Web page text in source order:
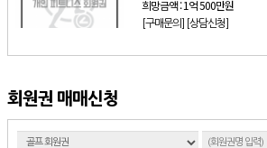
희망금액 :1억 500만원
[구매문의] [상담신청]
회원권 매매신청